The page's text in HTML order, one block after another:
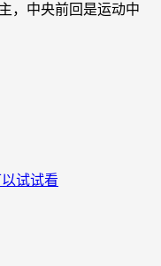
，中央前回是运动中
试试看